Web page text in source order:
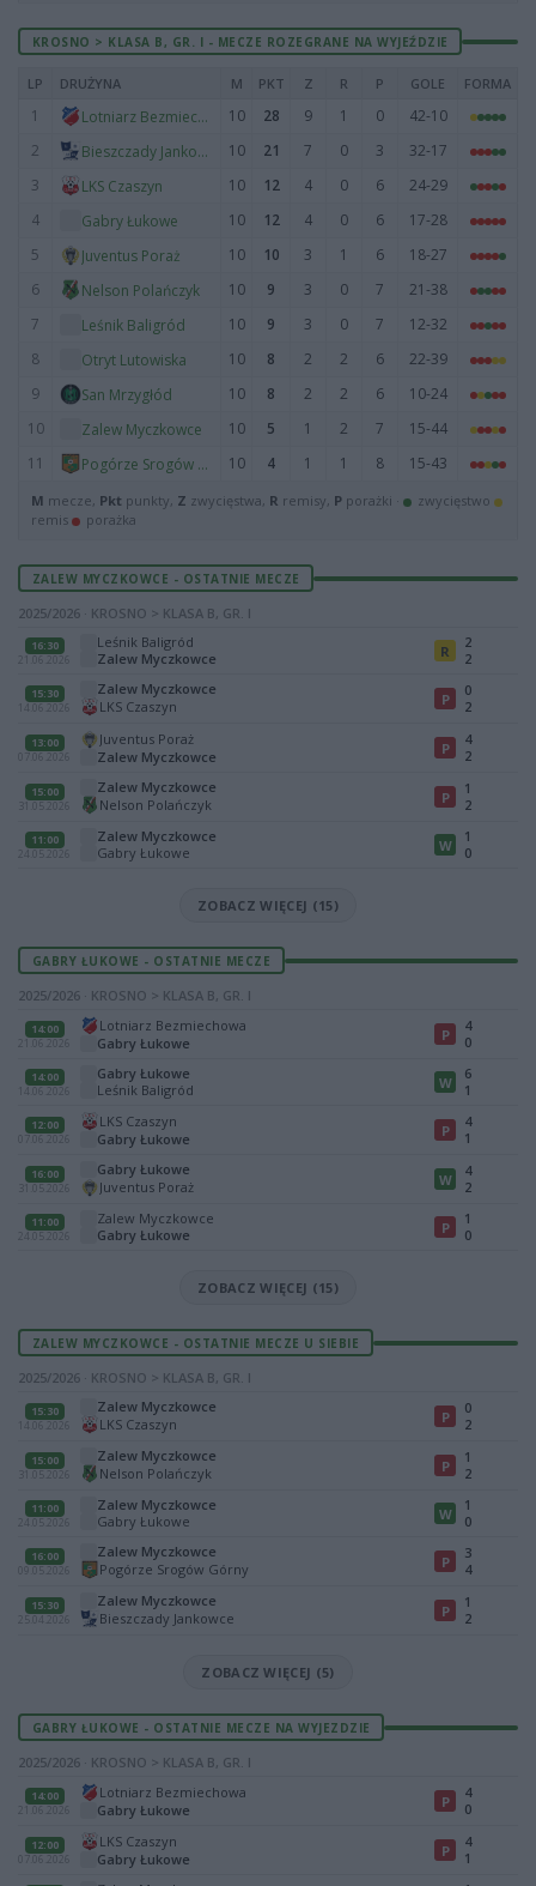
KROSNO > KLASA B, GR. I - MECZE ROZEGRANE NA WYJEŹDZIE
LP DRUŻYNA M PKT Z R P GOLE FORMA
1 Lotniarz Bezmiechowa 10 28 9 1 0
42-10
2
Bieszczady Jankowce 10 21 7 0 3
32-17
3
LKS Czaszyn 10 12 4 0 6
24-29
4
Gabry Łukowe 10 12 4 0 6
17-28
5
Juventus Poraż 10 10 3 1 6
18-27
6
Nelson Polańczyk 10 9 3 0 7
21-38
7
Leśnik Baligród 10 9 3 0 7
12-32
8
Otryt Lutowiska 10 8 2 2 6
22-39
9
San Mrzygłód 10 8 2 2 6
10-24
10
Zalew Myczkowce 10 5 1 2 7
15-44
11
Pogórze Srogów Górny 10 4 1 1 8 15-43
M mecze, Pkt punkty, Z zwycięstwa, R remisy, P porażki ·
zwycięstwo
remis
porażka
ZALEW MYCZKOWCE - OSTATNIE MECZE
2025/2026 · KROSNO > KLASA B, GR. I
16:30
21.06.2026
Leśnik Baligród
Zalew Myczkowce
R
2
2
15:30
14.06.2026
Zalew Myczkowce
LKS Czaszyn
P
0
2
13:00
07.06.2026
Juventus Poraż
Zalew Myczkowce
P
4
2
15:00
31.05.2026
Zalew Myczkowce
Nelson Polańczyk
P
1
2
11:00
24.05.2026
Zalew Myczkowce
Gabry Łukowe
W
1
0
ZOBACZ WIĘCEJ (15)
GABRY ŁUKOWE - OSTATNIE MECZE
2025/2026 · KROSNO > KLASA B, GR. I
14:00
21.06.2026
Lotniarz Bezmiechowa
Gabry Łukowe
P
4
0
14:00
14.06.2026
Gabry Łukowe
Leśnik Baligród
W
6
1
12:00
07.06.2026
LKS Czaszyn
Gabry Łukowe
P
4
1
16:00
31.05.2026
Gabry Łukowe
Juventus Poraż
W
4
2
11:00
24.05.2026
Zalew Myczkowce
Gabry Łukowe
P
1
0
ZOBACZ WIĘCEJ (15)
ZALEW MYCZKOWCE - OSTATNIE MECZE U SIEBIE
2025/2026 · KROSNO > KLASA B, GR. I
15:30
14.06.2026
Zalew Myczkowce
LKS Czaszyn
P
0
2
15:00
31.05.2026
Zalew Myczkowce
Nelson Polańczyk
P
1
2
11:00
24.05.2026
Zalew Myczkowce
Gabry Łukowe
W
1
0
16:00
09.05.2026
Zalew Myczkowce
Pogórze Srogów Górny
P
3
4
15:30
25.04.2026
Zalew Myczkowce
Bieszczady Jankowce
P
1
2
ZOBACZ WIĘCEJ (5)
GABRY ŁUKOWE - OSTATNIE MECZE NA WYJEZDZIE
2025/2026 · KROSNO > KLASA B, GR. I
14:00
21.06.2026
Lotniarz Bezmiechowa
Gabry Łukowe
P
4
0
12:00
07.06.2026
LKS Czaszyn
Gabry Łukowe
P
4
1